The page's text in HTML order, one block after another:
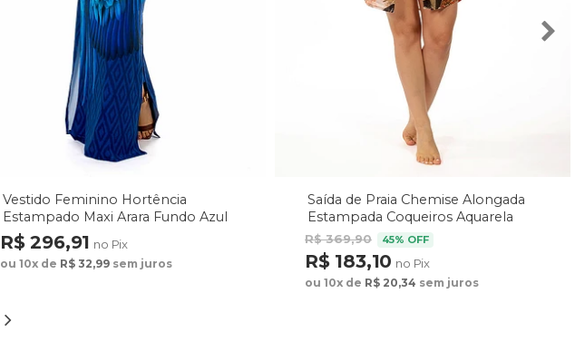
Vestido Feminino Hortência
Estampado Maxi Arara Fundo Azul
R$ 296,91 no Pix
ou 10x de R$ 32,99 sem juros
Saída de Praia Chemise Alongada
Estampada Coqueiros Aquarela
R$ 369,90 45% OFF
R$ 183,10 no Pix
ou 10x de R$ 20,34 sem juros